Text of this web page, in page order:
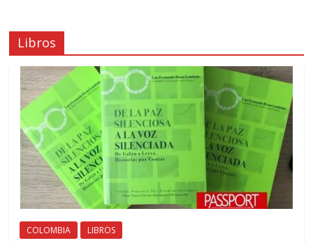
Libros
COLOMBIA LIBROS